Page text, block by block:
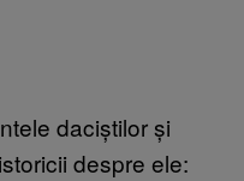
daciștilor și
despre ele: